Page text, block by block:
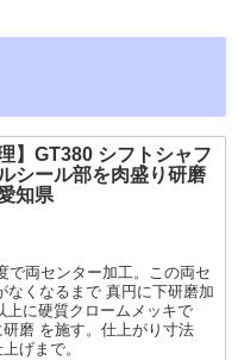
】GT380 シフトシャフ
シール部を肉盛り研磨
知県
で両センター加工。この両セ
なくなるまで 真円に下研磨加
上に硬質クロームメッキで
研磨 を施す。仕上がり寸法
げまで。